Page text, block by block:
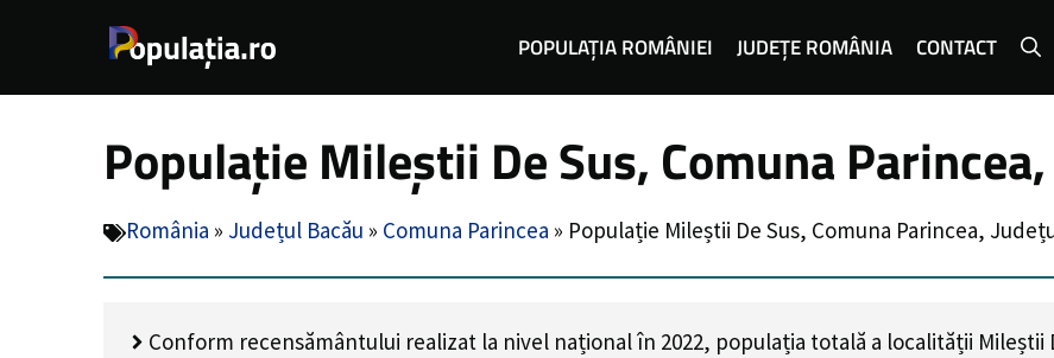
POPULAȚIA ROMÂNIEI JUDEȚE ROMÂNIA CONTACT
Populație Mileștii De Sus, Comuna
România » Județul Bacău » Comuna Parincea » Populație Mileștii De Sus, Comuna Parincea,
Conform recensământului realizat la nivel național în 2022, populația totală a localității Mileștii